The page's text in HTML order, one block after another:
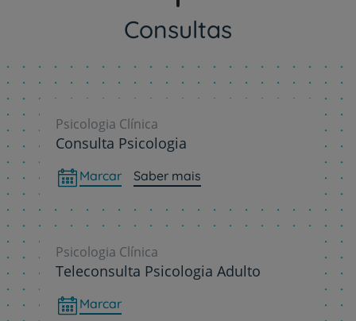
Consultas
Psicologia Clínica
Consulta Psicologia
Marcar Saber mais
Psicologia Clínica
Teleconsulta Psicologia Adulto
Marcar